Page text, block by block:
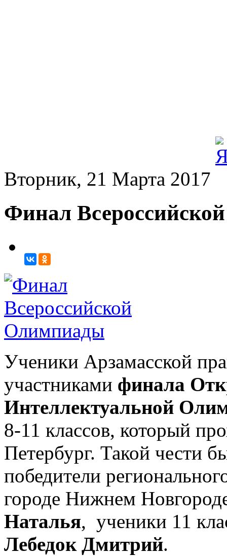
Вторник, 21 Марта 2017
Финал
Ученики Арзамасской
участниками финала
Интеллектуальной
8-11 классов, который
Петербург. Такой чести
победители
городе Нижнем
Наталья, ученики 11
Лебедок Дмитрий.